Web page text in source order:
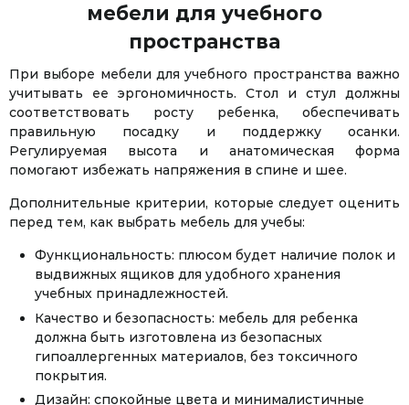
мебели для учебного
пространства
При выборе мебели для учебного пространства важно
учитывать ее эргономичность. Стол и стул должны
соответствовать росту ребенка, обеспечивать
правильную посадку и поддержку осанки.
Регулируемая высота и анатомическая форма
помогают избежать напряжения в спине и шее.
Дополнительные критерии, которые следует оценить
перед тем, как выбрать мебель для учебы:
Функциональность: плюсом будет наличие полок и
выдвижных ящиков для удобного хранения
учебных принадлежностей.
Качество и безопасность: мебель для ребенка
должна быть изготовлена из безопасных
гипоаллергенных материалов, без токсичного
покрытия.
Дизайн: спокойные цвета и минималистичные